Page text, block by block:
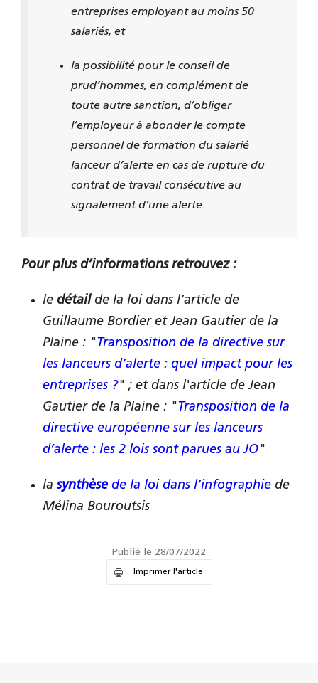
entreprises employant au moins 50
salariés, et
la possibilité pour le conseil de
prud’hommes, en complément de
toute autre sanction, d’obliger
l’employeur à abonder le compte
personnel de formation du salarié
lanceur d’alerte en cas de rupture du
contrat de travail consécutive au
signalement d’une alerte.
Pour plus d’informations retrouvez :
le détail de la loi dans l’article de
Guillaume Bordier et Jean Gautier de la
Plaine : "Transposition de la directive sur
les lanceurs d’alerte : quel impact pour les
entreprises ?" ; et dans l'article de Jean
Gautier de la Plaine : "Transposition de la
directive européenne sur les lanceurs
d’alerte : les 2 lois sont parues au JO"
la synthèse de la loi dans l’infographie de
Mélina Bouroutsis
Publié le 28/07/2022
Imprimer l'article